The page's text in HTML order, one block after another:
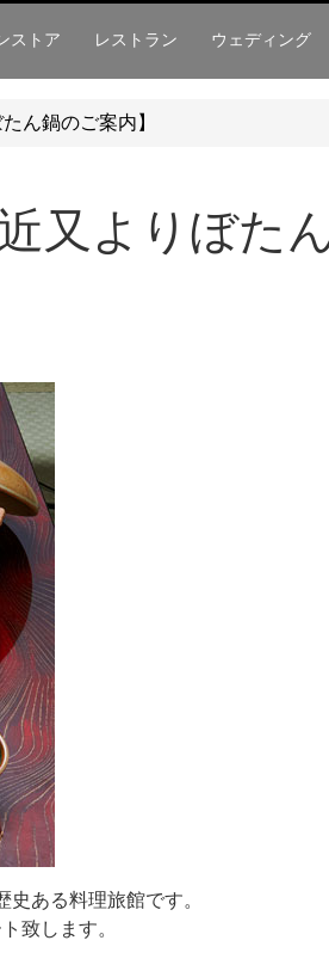
ストア レストラン ウェディング
ん鍋のご案内】
又よりぼた
ある料理旅館です。
致します。